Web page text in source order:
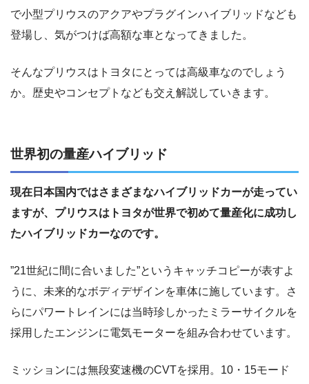
で小型プリウスのアクアやプラグインハイブリッドなども
登場し、気がつけば高額な車となってきました。
そんなプリウスはトヨタにとっては高級車なのでしょう
か。歴史やコンセプトなども交え解説していきます。
世界初の量産ハイブリッド
現在日本国内ではさまざまなハイブリッドカーが走ってい
ますが、プリウスはトヨタが世界で初めて量産化に成功し
たハイブリッドカーなのです。
”21世紀に間に合いました”というキャッチコピーが表すよ
うに、未来的なボディデザインを車体に施しています。さ
らにパワートレインには当時珍しかったミラーサイクルを
採用したエンジンに電気モーターを組み合わせています。
ミッションには無段変速機のCVTを採用。10・15モード